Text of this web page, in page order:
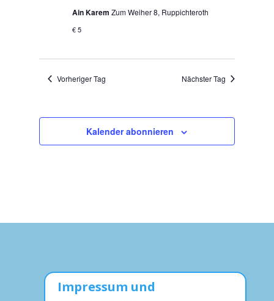
Ain KaremZum Weiher 8, Ruppichteroth
€ 5
Vorheriger Tag Nächster Tag
Kalender abonnieren
Impressum und